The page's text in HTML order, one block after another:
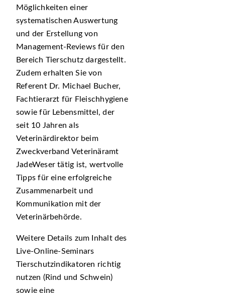
Möglichkeiten einer
systematischen Auswertung
und der Erstellung von
Management-Reviews für den
Bereich Tierschutz dargestellt.
Zudem erhalten Sie von
Referent Dr. Michael Bucher,
Fachtierarzt für Fleischhygiene
sowie für Lebensmittel, der
seit 10 Jahren als
Veterinärdirektor beim
Zweckverband Veterinäramt
JadeWeser tätig ist, wertvolle
Tipps für eine erfolgreiche
Zusammenarbeit und
Kommunikation mit der
Veterinärbehörde.
Weitere Details zum Inhalt des
Live-Online-Seminars
Tierschutzindikatoren richtig
nutzen (Rind und Schwein)
sowie eine